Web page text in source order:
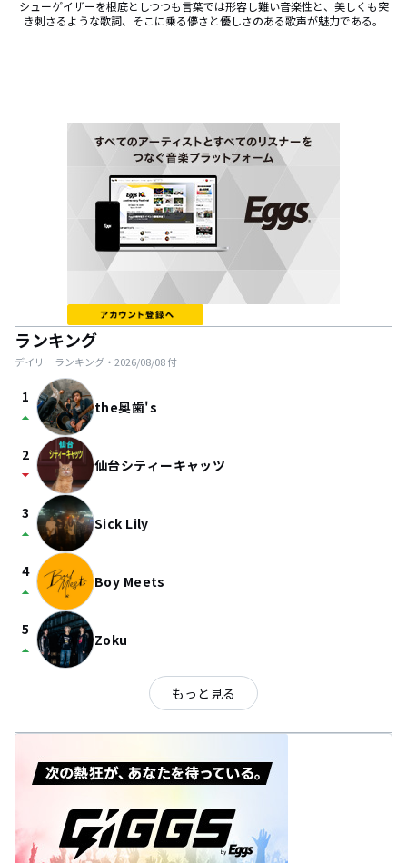
シューゲイザーを根底としつつも言葉では形容し難い音楽性と、美しくも突
き刺さるような歌詞、そこに乗る儚さと優しさのある歌声が魅力である。
ランキング
デイリーランキング・ 2026/08/08付
1
arrow_drop_up the奥歯's
2
arrow_drop_down 仙台シティーキャッツ
3
arrow_drop_up Sick Lily
4
arrow_drop_up Boy Meets
5
arrow_drop_up Zoku
もっと見る